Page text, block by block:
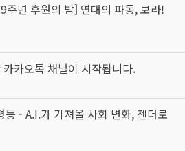
주년 후원의 밤] 연대의 파동, 보라!
카오톡 채널이 시작됩니다.
- A.I.가 가져올 사회 변화, 젠더로